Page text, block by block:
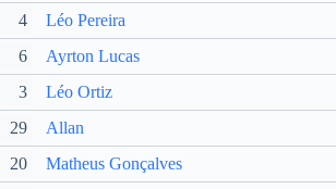
4 Léo Pereira
6 Ayrton Lucas
3 Léo Ortiz
29 Allan
20 Matheus Gonçalves